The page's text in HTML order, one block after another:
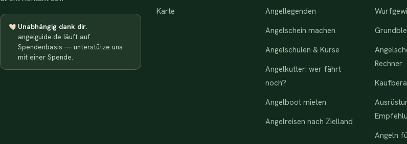
Unabhängig dank dir.
angelguide.de läuft auf
Spendenbasis — unterstütze uns
mit einer Spende.
Karte
Angellegenden
Angelschein machen
Angelschulen & Kurse
Angelkutter: wer fährt
noch?
Angelboot mieten
Angelreisen nach Zielland
Rechner
Angeln